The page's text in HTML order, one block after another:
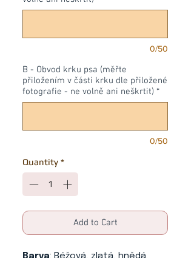
0/50
B - Obvod krku psa (měřte
přiložením v části krku dle přiložené
fotografie - ne volně ani neškrtit) *
0/50
Quantity *
Add to Cart
Barva: Béžová, zlatá, hnědá.